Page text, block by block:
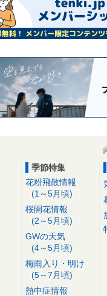
季節特集
花粉飛散情報
(1～5月頃)
桜開花情報
(2～5月頃)
GWの天気
(4～5月頃)
梅雨入り・明け
(5～7月頃)
熱中症情報